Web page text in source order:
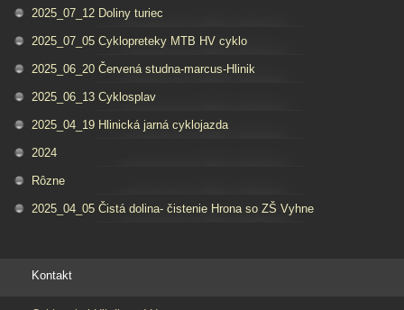
2025_07_12 Doliny turiec
2025_07_05 Cyklopreteky MTB HV cyklo
2025_06_20 Červená studna-marcus-Hlinik
2025_06_13 Cyklosplav
2025_04_19 Hlinická jarná cyklojazda
2024
Rôzne
2025_04_05 Čistá dolina- čistenie Hrona so ZŠ Vyhne
Kontakt